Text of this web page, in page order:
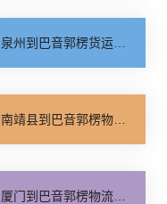
泉州到巴音郭楞货运专线-泉州到巴音郭楞物流公司_运保时效「物流拼车」
南靖县到巴音郭楞物流专线_多久时间「限时必达」
厦门到巴音郭楞物流专线_损坏理赔「一站直达」